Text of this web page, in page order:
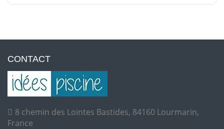
CONTACT
8 chemin des Lointes Bastides, 84160 Lourmarin,
France